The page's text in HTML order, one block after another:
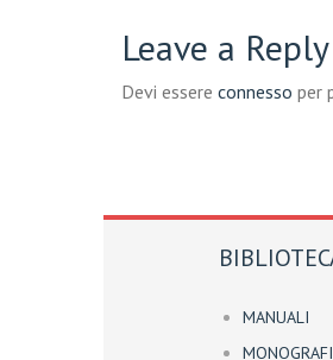
Leave a Reply
Devi essere connesso per
MANUALI